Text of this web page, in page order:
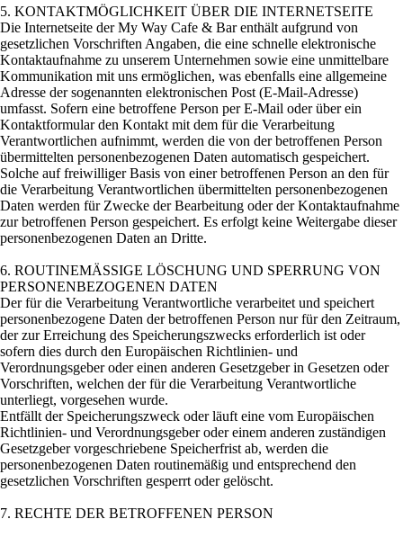
5. KONTAKTMÖGLICHKEIT ÜBER DIE INTERNETSEITE
Die Internetseite der My Way Cafe & Bar enthält aufgrund von
gesetzlichen Vorschriften Angaben, die eine schnelle elektronische
Kontaktaufnahme zu unserem Unternehmen sowie eine unmittelbare
Kommunikation mit uns ermöglichen, was ebenfalls eine allgemeine
Adresse der sogenannten elektronischen Post (E-Mail-Adresse)
umfasst. Sofern eine betroffene Person per E-Mail oder über ein
Kontaktformular den Kontakt mit dem für die Verarbeitung
Verantwortlichen aufnimmt, werden die von der betroffenen Person
übermittelten personenbezogenen Daten automatisch gespeichert.
Solche auf freiwilliger Basis von einer betroffenen Person an den für
die Verarbeitung Verantwortlichen übermittelten personenbezogenen
Daten werden für Zwecke der Bearbeitung oder der Kontaktaufnahme
zur betroffenen Person gespeichert. Es erfolgt keine Weitergabe dieser
personenbezogenen Daten an Dritte.
6. ROUTINEMÄSSIGE LÖSCHUNG UND SPERRUNG VON
PERSONENBEZOGENEN DATEN
Der für die Verarbeitung Verantwortliche verarbeitet und speichert
personenbezogene Daten der betroffenen Person nur für den Zeitraum,
der zur Erreichung des Speicherungszwecks erforderlich ist oder
sofern dies durch den Europäischen Richtlinien- und
Verordnungsgeber oder einen anderen Gesetzgeber in Gesetzen oder
Vorschriften, welchen der für die Verarbeitung Verantwortliche
unterliegt, vorgesehen wurde.
Entfällt der Speicherungszweck oder läuft eine vom Europäischen
Richtlinien- und Verordnungsgeber oder einem anderen zuständigen
Gesetzgeber vorgeschriebene Speicherfrist ab, werden die
personenbezogenen Daten routinemäßig und entsprechend den
gesetzlichen Vorschriften gesperrt oder gelöscht.
7. RECHTE DER BETROFFENEN PERSON